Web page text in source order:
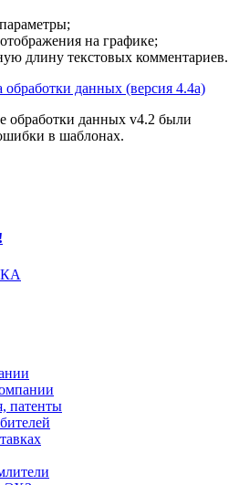
на графике;
длину текстовых комментариев.
данных (версия 4.4a)
обработки данных v4.2 были
в шаблонах.
патенты